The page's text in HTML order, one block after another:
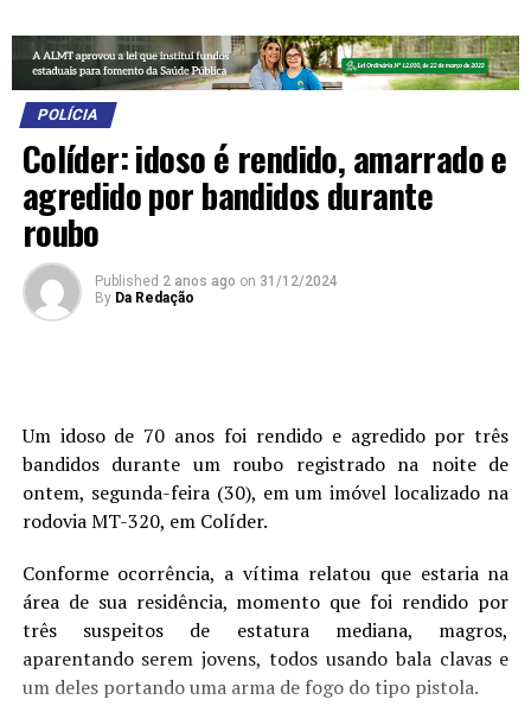
POLÍCIA
Colíder: idoso é rendido, amarrado e
agredido por bandidos durante
roubo
Published 2 anos ago on 31/12/2024
By Da Redação
Um idoso de 70 anos foi rendido e agredido por três
bandidos durante um roubo registrado na noite de
ontem, segunda-feira (30), em um imóvel localizado na
rodovia MT-320, em Colíder.
Conforme ocorrência, a vítima relatou que estaria na
área de sua residência, momento que foi rendido por
três suspeitos de estatura mediana, magros,
aparentando serem jovens, todos usando bala clavas e
um deles portando uma arma de fogo do tipo pistola.